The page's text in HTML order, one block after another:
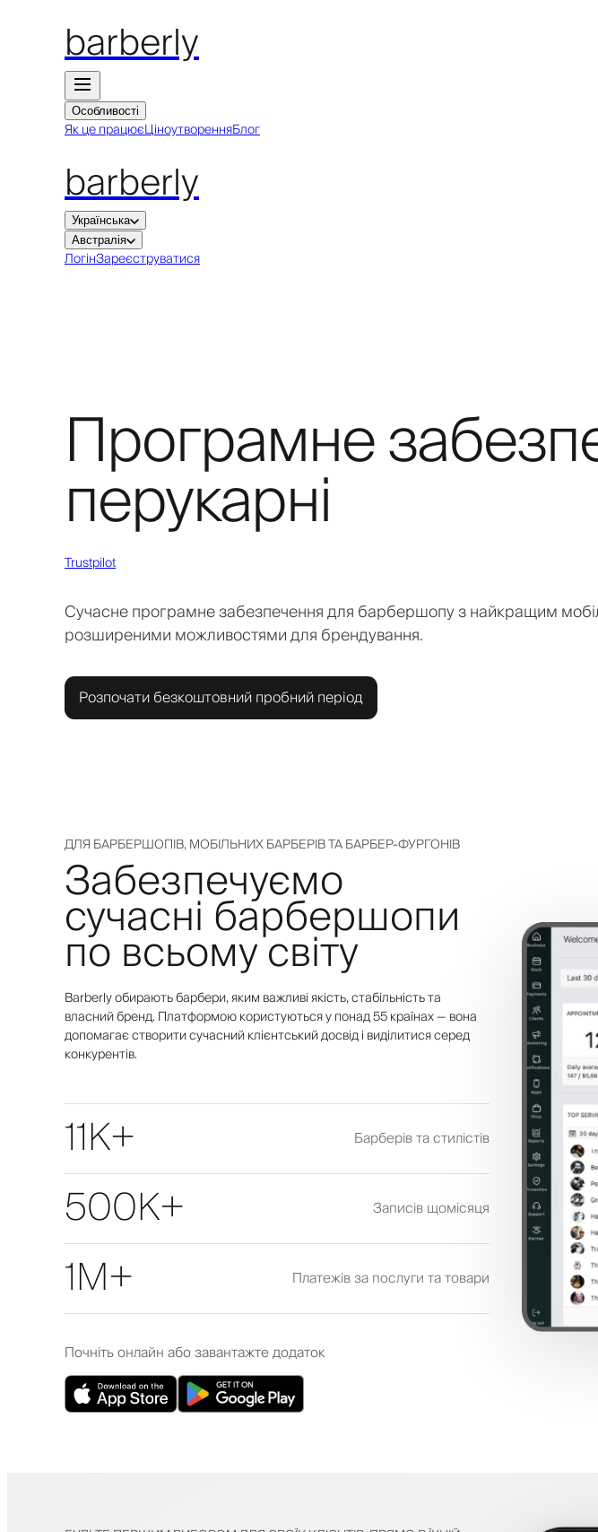
barberly
Особливості
Як це працюєЦіноутворенняБлог
barberly
Українська
Австралія
ЛогінЗареєструватися
Програмне
перукарні
Trustpilot
Сучасне програмне забезпечення для барбершопу з найкращим
розширеними можливостями для брендування.
Розпочати безкоштовний пробний період
ДЛЯ БАРБЕРШОПІВ, МОБІЛЬНИХ БАРБЕРІВ ТА БАРБЕР-ФУРГОНІВ
Забезпечуємо
сучасні барбершопи
по всьому світу
Barberly обирають барбери, яким важливі якість, стабільність та
власний бренд. Платформою користуються у понад 55 країнах — вона
допомагає створити сучасний клієнтський досвід і виділитися серед
конкурентів.
11K+ Барберів та стилістів
500K+ Записів щомісяця
1M+ Платежів за послуги та товари
Почніть онлайн або завантажте додаток